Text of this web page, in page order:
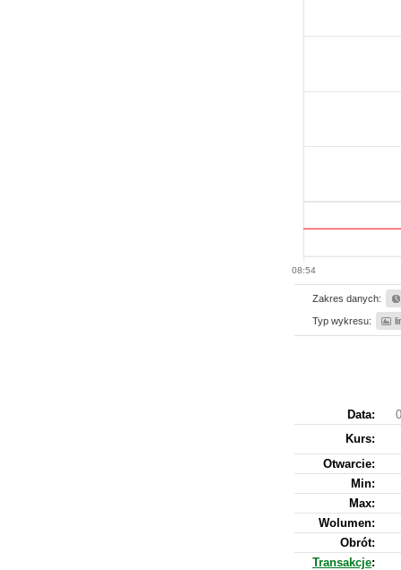
08:54
Zakres danych:
Typ wykresu:
Data:
Kurs:
Otwarcie:
Min:
Max:
Wolumen:
Obrót:
Transakcje: